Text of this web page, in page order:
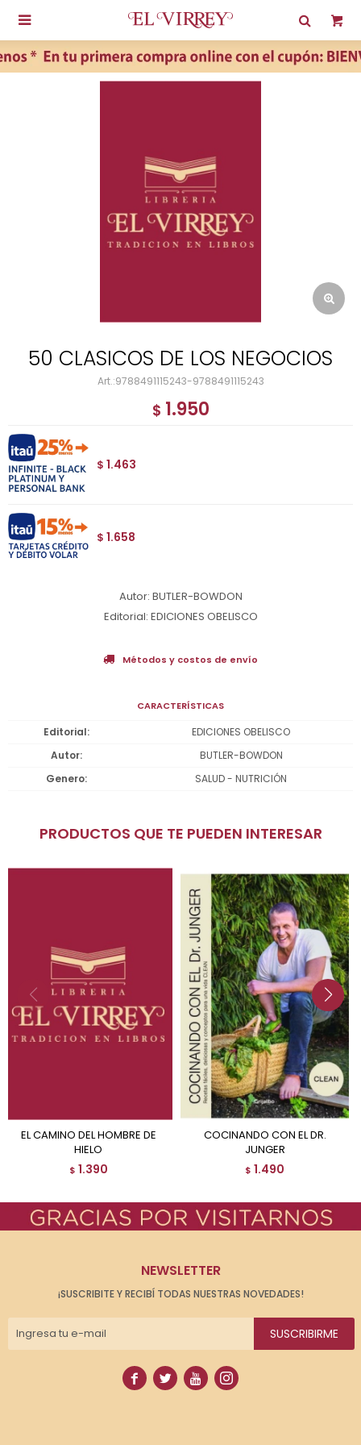

50 CLASICOS DE LOS NEGOCIOS
9788491115243-9788491115243
$ 1.950
$ 1.463
$ 1.658
Autor: BUTLER-BOWDON
Editorial: EDICIONES OBELISCO
Métodos y costos de envío
CARACTERÍSTICAS
Editorial
EDICIONES OBELISCO
Autor
BUTLER-BOWDON
Genero
SALUD - NUTRICIÓN
PRODUCTOS QUE TE PUEDEN INTERESAR
EL CAMINO DEL HOMBRE DE
HIELO
$ 1.390
COCINANDO CON EL DR.
JUNGER
$ 1.490
NEWSLETTER
¡SUSCRIBITE Y RECIBÍ TODAS NUESTRAS NOVEDADES!
SUSCRIBIRME
   